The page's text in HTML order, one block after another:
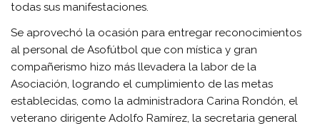
todas sus manifestaciones.
Se aprovechó la ocasión para entregar reconocimientos
al personal de Asofútbol que con mística y gran
compañerismo hizo más llevadera la labor de la
Asociación, logrando el cumplimiento de las metas
establecidas, como la administradora Carina Rondón, el
veterano dirigente Adolfo Ramírez, la secretaria general